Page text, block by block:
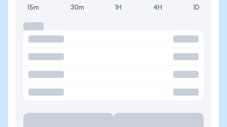
15m 30m 1H 4H 1D